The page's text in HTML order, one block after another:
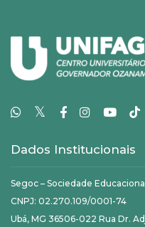
𝕏
Dados Institucionais
Segoc – Sociedade
CNPJ: 02.270.109/0001-74
Ubá, MG 36506-022 Rua Dr.